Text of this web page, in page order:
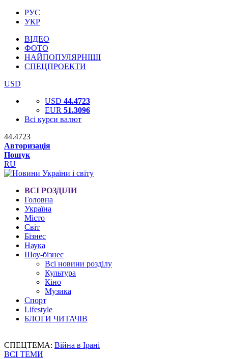
РУС
УКР
ВІДЕО
ФОТО
НАЙПОПУЛЯРНІШІ
СПЕЦПРОЕКТИ
USD
USD 44.4723
EUR 51.3096
Всі курси валют
44.4723
Авторизація
Пошук
RU
ВСІ РОЗДІЛИ
Головна
Україна
Місто
Світ
Бізнес
Наука
Шоу-бізнес
Всі новини розділу
Культура
Кіно
Музика
Спорт
Lifestyle
БЛОГИ ЧИТАЧІВ
СПЕЦТЕМА: Війна в Ірані
ВСІ ТЕМИ